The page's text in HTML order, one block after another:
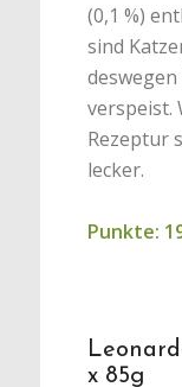
(0,1 %)
sind
verspeist.
Rezeptur
lecker.
Punkte:
x 85g